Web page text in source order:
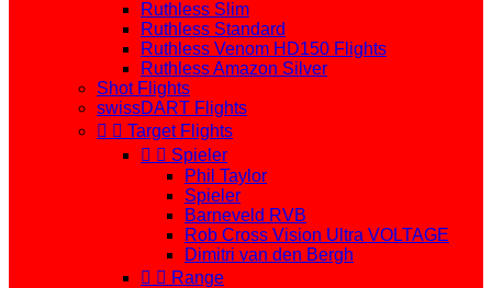
Ruthless Slim
Ruthless Standard
Ruthless Venom HD150 Flights
Ruthless Amazon Silver
Shot Flights
swissDART Flights
  Target Flights
  Spieler
Phil Taylor
Spieler
Barneveld RVB
Rob Cross Vision Ultra VOLTAGE
Dimitri van den Bergh
  Range